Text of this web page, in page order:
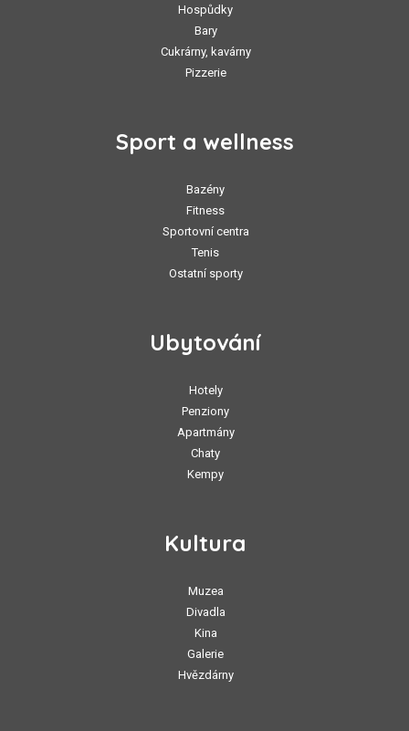
Hospůdky
Bary
Cukrárny, kavárny
Pizzerie
Sport a wellness
Bazény
Fitness
Sportovní centra
Tenis
Ostatní sporty
Ubytování
Hotely
Penziony
Apartmány
Chaty
Kempy
Kultura
Muzea
Divadla
Kina
Galerie
Hvězdárny